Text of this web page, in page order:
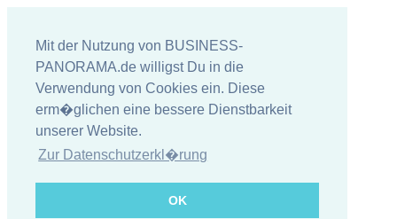
Mit der Nutzung von BUSINESS-
PANORAMA.de willigst Du in die
Verwendung von Cookies ein. Diese
erm�glichen eine bessere Dienstbarkeit
unserer Website.
Zur Datenschutzerkl�rung
OK